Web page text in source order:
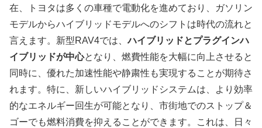
在、トヨタは多くの車種で電動化を進めており、ガソリン
モデルからハイブリッドモデルへのシフトは時代の流れと
言えます。新型RAV4では、ハイブリッドとプラグインハ
イブリッドが中心となり、燃費性能を大幅に向上させると
同時に、優れた加速性能や静粛性も実現することが期待さ
れます。特に、新しいハイブリッドシステムは、より効率
的なエネルギー回生が可能となり、市街地でのストップ＆
ゴーでも燃料消費を抑えることができます。これは、日々